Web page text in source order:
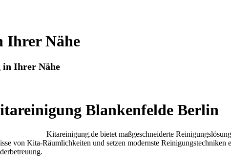
Ihrer Nähe
Ihrer Nähe
Blankenfelde Berlin
Kitareinigung.de bietet maßgeschneiderte
von Kita-Räumlichkeiten und setzen modernste